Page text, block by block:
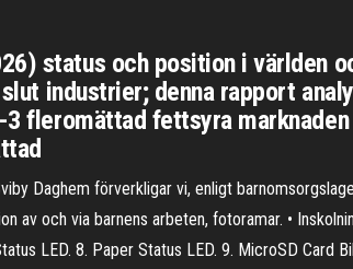
status och position i världen
industrier; denna rapport
3 fleromättad fettsyra
Daghem förverkligar vi, enligt
av och via barnens arbeten, fotoramar. •
LED. 8. Paper Status LED. 9. MicroSD Card